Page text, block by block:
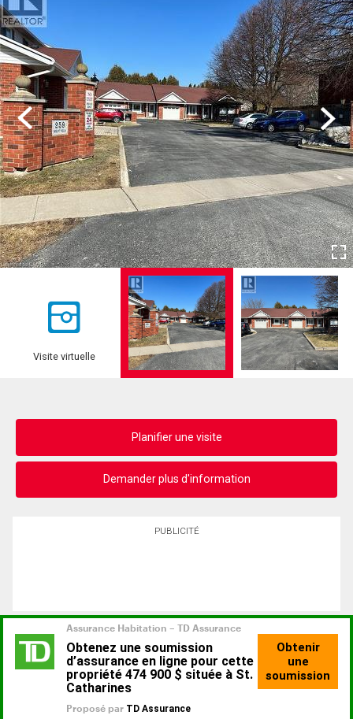
Previous Next
Visite virtuelle
Planifier une visite
Demander plus d'information
PUBLICITÉ